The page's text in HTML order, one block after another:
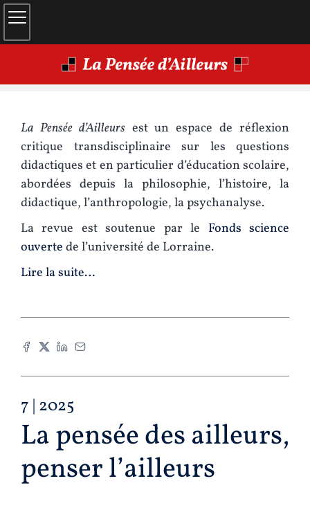
La Pensée d’Ailleursest un espace de réflexion
critique transdisciplinaire sur les questions
didactiques et en particulier d’éducation scolaire,
abordées depuis la philosophie, l’histoire, la
didactique, l’anthropologie, la psychanalyse.
La revue est soutenue par le Fonds science
ouverte de l’université de Lorraine.
Lire la suite…
7 | 2025
La pensée des ailleurs,
penser l’ailleurs